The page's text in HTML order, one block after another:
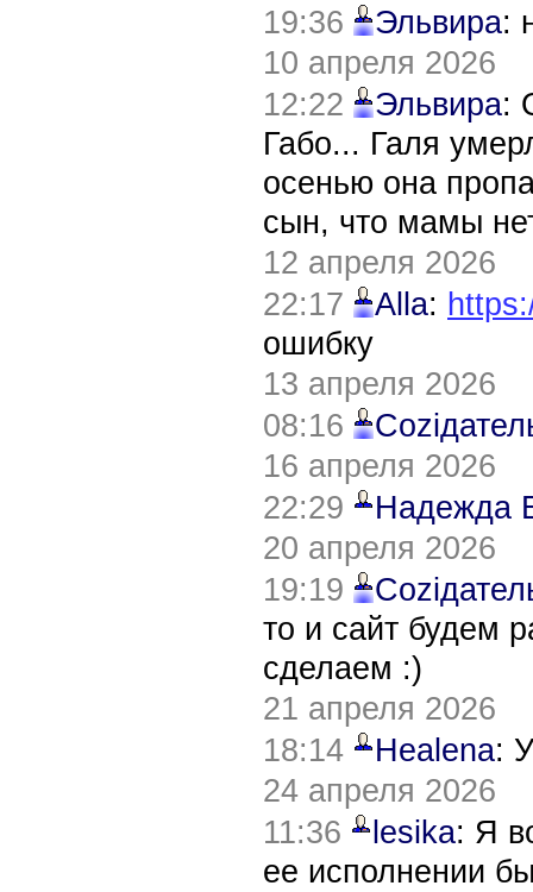
19:36
Эльвира:
10 апреля 2026
12:22
Эльвира:
Габо... Галя
осенью она
сын, что мамы
12 апреля 2026
22:17
Alla:
ошибку
13 апреля 2026
08:16
16 апреля 2026
22:29
Надежда
20 апреля 2026
19:19
то и сайт будем
сделаем :)
21 апреля 2026
18:14
Healena:
24 апреля 2026
11:36
lesika: Я
ее исполнении